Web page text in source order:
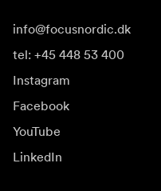
info@focusnordic.dk
tel: +45 448 53 400
Instagram
Facebook
YouTube
LinkedIn